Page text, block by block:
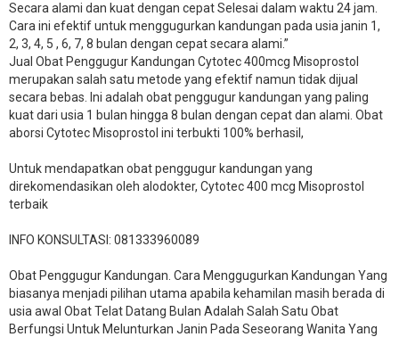
Secara alami dan kuat dengan cepat Selesai dalam waktu 24 jam.
Cara ini efektif untuk menggugurkan kandungan pada usia janin 1,
2, 3, 4, 5 , 6, 7, 8 bulan dengan cepat secara alami.”
Jual Obat Penggugur Kandungan Cytotec 400mcg Misoprostol
merupakan salah satu metode yang efektif namun tidak dijual
secara bebas. Ini adalah obat penggugur kandungan yang paling
kuat dari usia 1 bulan hingga 8 bulan dengan cepat dan alami. Obat
aborsi Cytotec Misoprostol ini terbukti 100% berhasil,
Untuk mendapatkan obat penggugur kandungan yang
direkomendasikan oleh alodokter, Cytotec 400 mcg Misoprostol
terbaik
INFO KONSULTASI: 081333960089
​Obat Penggugur Kandungan. Cara Menggugurkan Kandungan Yang
biasanya menjadi pilihan utama apabila kehamilan masih berada di
usia awal Obat Telat Datang Bulan Adalah Salah Satu Obat
Berfungsi Untuk Melunturkan Janin Pada Seseorang Wanita Yang